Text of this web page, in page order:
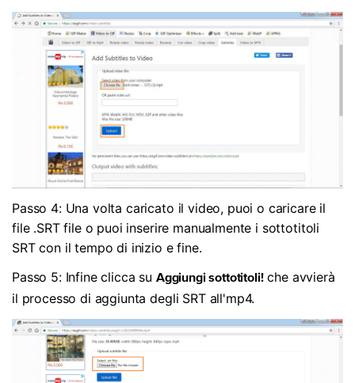
Passo 4: Una volta caricato il video, puoi o caricare il
file .SRT file o puoi inserire manualmente i sottotitoli
SRT con il tempo di inizio e fine.
Passo 5: Infine clicca su Aggiungi sottotitoli!che avvierà
il processo di aggiunta degli SRT all'mp4.